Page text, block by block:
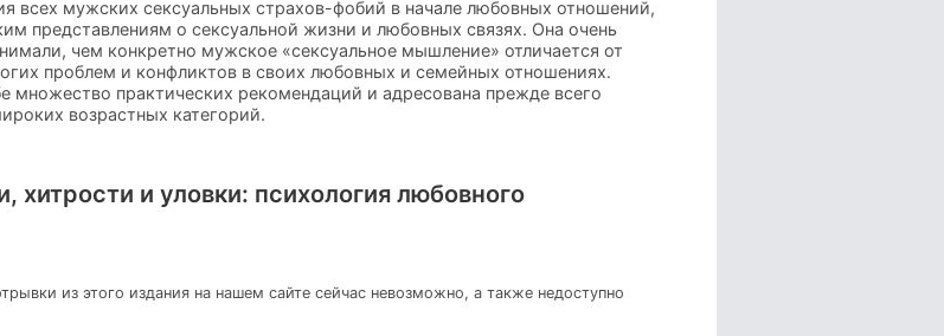
всех мужских сексуальных страхов-фобий в начале любовных отношений,
представлениям о сексуальной жизни и любовных связях. Она очень
чем конкретно мужское «сексуальное мышление» отличается от
проблем и конфликтов в своих любовных и семейных отношениях.
множество практических рекомендаций и адресована прежде всего
возрастных категорий.
и уловки: психология любовного
из этого издания на нашем сайте сейчас невозможно, а также недоступно